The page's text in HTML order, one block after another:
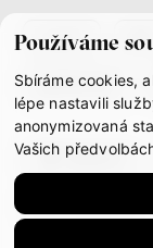
Používáme
Sbíráme cookies,
lépe nastavili
anonymizovaná
Vašich
co je if
partnerství
facebook